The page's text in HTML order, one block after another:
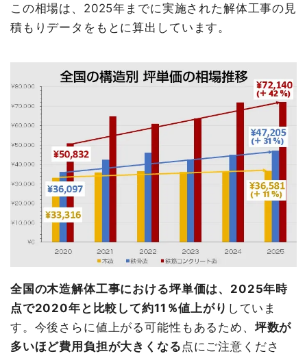
この相場は、2025年までに実施された解体工事の見
積もりデータをもとに算出しています。
全国の木造解体工事における坪単価は、2025年時
点で2020年と比較して約11％値上がり していま
す。今後さらに値上がる可能性もあるため、 坪数が
多いほど費用負担が大きくなる 点にご注意くださ